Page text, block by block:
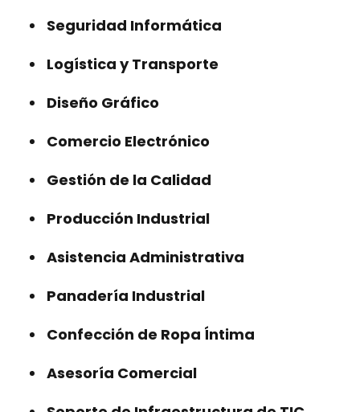
Seguridad Informática
Logística y Transporte
Diseño Gráfico
Comercio Electrónico
Gestión de la Calidad
Producción Industrial
Asistencia Administrativa
Panadería Industrial
Confección de Ropa Íntima
Asesoría Comercial